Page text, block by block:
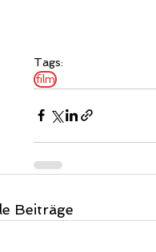
Tags:
film
Beiträge